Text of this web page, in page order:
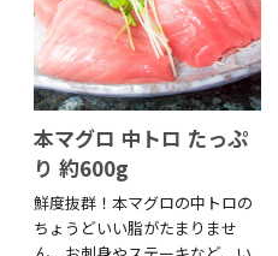
本マグロ 中トロ たっぷ
り 約600g
鮮度抜群！本マグロの中トロの
ちょうどいい脂がたまりませ